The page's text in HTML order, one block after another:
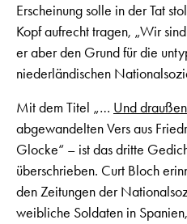
Erscheinung solle in der Tat
Kopf aufrecht tragen, „Wir
er aber den Grund für die
niederländischen
Mit dem Titel „… Und
abgewandelten Vers aus
Glocke“ – ist das dritte
überschrieben. Curt Bloch
den Zeitungen der
weibliche Soldaten in